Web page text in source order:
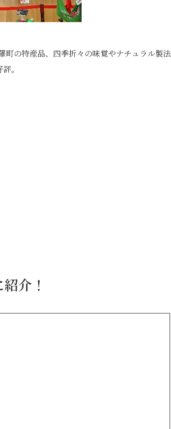
の特産品、四季折々の味覚やナチュラル製法
。
介！